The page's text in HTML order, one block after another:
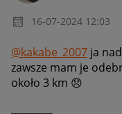
‎16-07-2024 12:03
@kakabe_2007 ja
zawsze mam je
około 3 km 😞